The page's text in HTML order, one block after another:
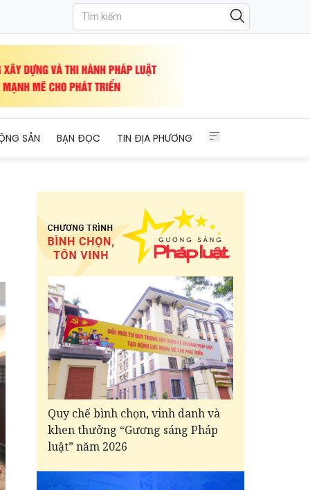
SẢN BẠN ĐỌC TIN ĐỊA PHƯƠNG
Quy chế bình chọn, vinh danh và
khen thưởng “Gương sáng Pháp
luật” năm 2026